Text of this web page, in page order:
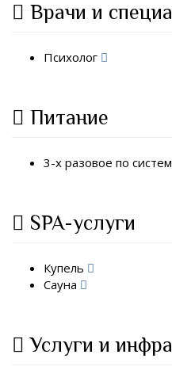
Врачи и
Психолог
Питание
3-х разовое по
SPA-услуги
Купель
Сауна
Услуги и